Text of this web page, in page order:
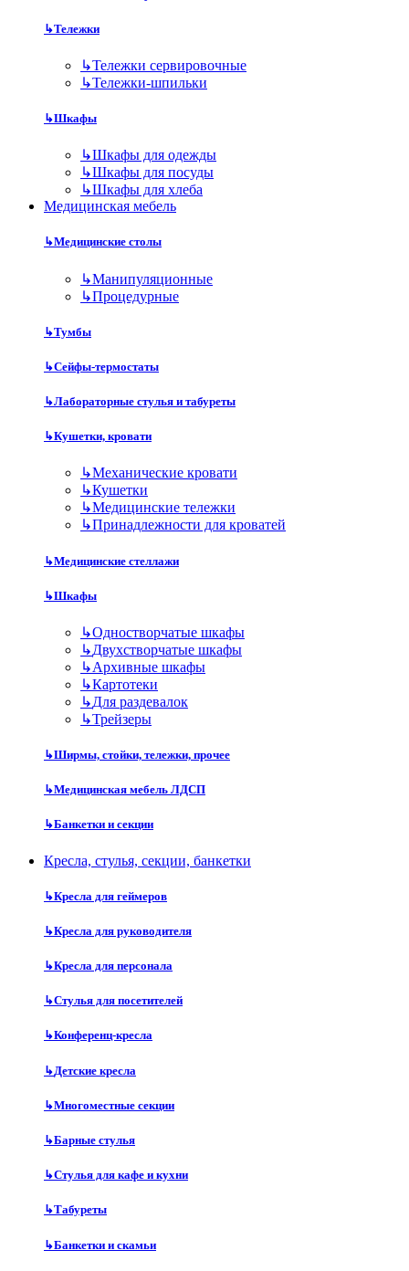
↳Тележки
↳Тележки сервировочные
↳Тележки-шпильки
↳Шкафы
↳Шкафы для одежды
↳Шкафы для посуды
↳Шкафы для хлеба
Медицинская мебель
↳Медицинские столы
↳Манипуляционные
↳Процедурные
↳Тумбы
↳Сейфы-термостаты
↳Лабораторные стулья и табуреты
↳Кушетки, кровати
↳Механические кровати
↳Кушетки
↳Медицинские тележки
↳Принадлежности для кроватей
↳Медицинские стеллажи
↳Шкафы
↳Одностворчатые шкафы
↳Двухстворчатые шкафы
↳Архивные шкафы
↳Картотеки
↳Для раздевалок
↳Трейзеры
↳Ширмы, стойки, тележки, прочее
↳Медицинская мебель ЛДСП
↳Банкетки и секции
Кресла, стулья, секции, банкетки
↳Кресла для геймеров
↳Кресла для руководителя
↳Кресла для персонала
↳Стулья для посетителей
↳Конференц-кресла
↳Детские кресла
↳Многоместные секции
↳Барные стулья
↳Стулья для кафе и кухни
↳Табуреты
↳Банкетки и скамьи